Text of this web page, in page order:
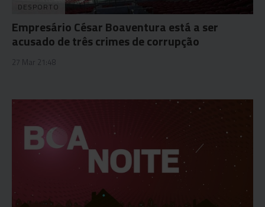
DESPORTO
Empresário César Boaventura está a ser
acusado de três crimes de corrupção
27 Mar 21:48